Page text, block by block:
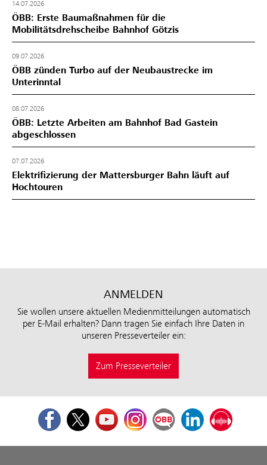
14.07.2026
ÖBB: Erste Baumaßnahmen für die
Mobilitätsdrehscheibe Bahnhof Götzis
09.07.2026
ÖBB zünden Turbo auf der Neubaustrecke im
Unterinntal
08.07.2026
ÖBB: Letzte Arbeiten am Bahnhof Bad Gastein
abgeschlossen
07.07.2026
Elektrifizierung der Mattersburger Bahn läuft auf
Hochtouren
ANMELDEN
Sie wollen unsere aktuellen Medienmitteilungen automatisch
per E-Mail erhalten? Dann tragen Sie einfach Ihre Daten in
unseren Presseverteiler ein:
Zum Presseverteiler
FacebookTwitterYoutubeInstagramÖBB Corporate Blog
LinkedInPodcast